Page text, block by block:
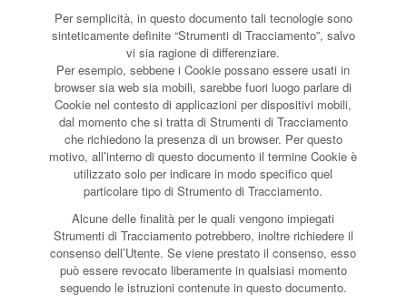
Per semplicità, in questo documento tali tecnologie sono
sinteticamente definite “Strumenti di Tracciamento”, salvo
vi sia ragione di differenziare.
Per esempio, sebbene i Cookie possano essere usati in
browser sia web sia mobili, sarebbe fuori luogo parlare di
Cookie nel contesto di applicazioni per dispositivi mobili,
dal momento che si tratta di Strumenti di Tracciamento
che richiedono la presenza di un browser. Per questo
motivo, all’interno di questo documento il termine Cookie è
utilizzato solo per indicare in modo specifico quel
particolare tipo di Strumento di Tracciamento.
Alcune delle finalità per le quali vengono impiegati
Strumenti di Tracciamento potrebbero, inoltre richiedere il
consenso dell’Utente. Se viene prestato il consenso, esso
può essere revocato liberamente in qualsiasi momento
seguendo le istruzioni contenute in questo documento.